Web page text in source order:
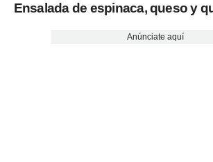
Ensalada de espinaca, queso y
Anúnciate aquí